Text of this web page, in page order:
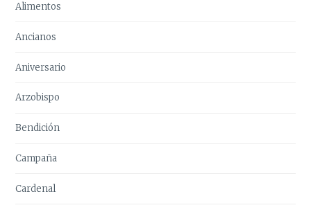
Alimentos
Ancianos
Aniversario
Arzobispo
Bendición
Campaña
Cardenal